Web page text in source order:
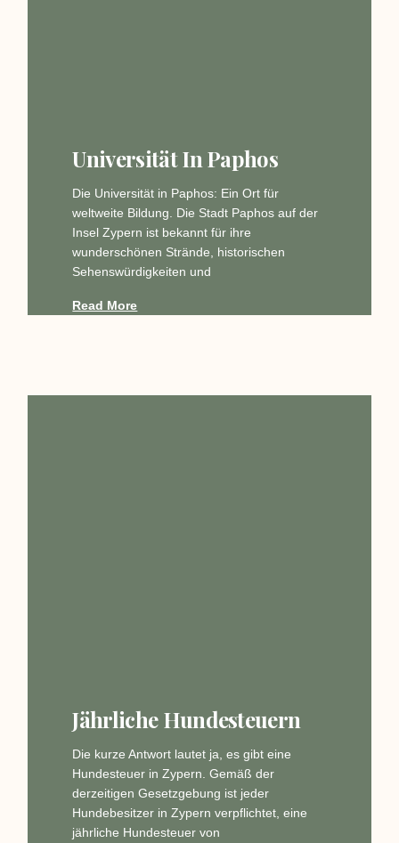
Universität In Paphos
Die Universität in Paphos: Ein Ort für
weltweite Bildung. Die Stadt Paphos auf der
Insel Zypern ist bekannt für ihre
wunderschönen Strände, historischen
Sehenswürdigkeiten und
Read More
Jährliche Hundesteuern
Die kurze Antwort lautet ja, es gibt eine
Hundesteuer in Zypern. Gemäß der
derzeitigen Gesetzgebung ist jeder
Hundebesitzer in Zypern verpflichtet, eine
jährliche Hundesteuer von